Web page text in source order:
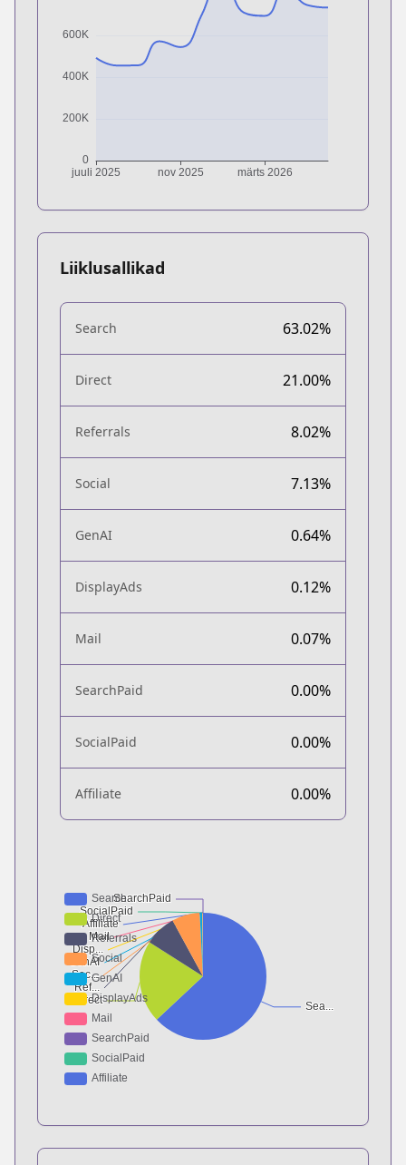
Liiklusallikad
Search 63.02%
Direct 21.00%
Referrals 8.02%
Social 7.13%
GenAI 0.64%
DisplayAds 0.12%
Mail 0.07%
SearchPaid 0.00%
SocialPaid 0.00%
Affiliate 0.00%